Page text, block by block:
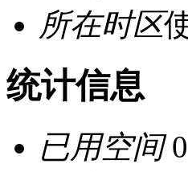
所在时区
统计信息
已用空间